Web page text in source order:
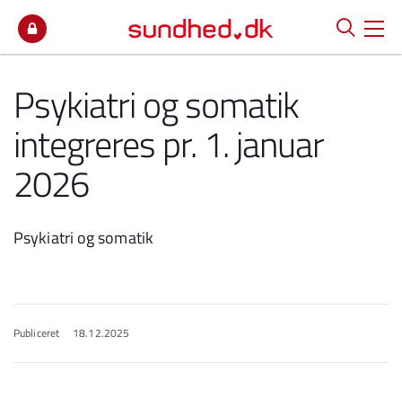
Psykiatri og somatik
integreres pr. 1. januar
2026
Psykiatri og somatik
Publiceret 18.12.2025